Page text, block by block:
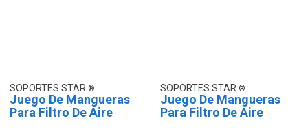
SOPORTES STAR
Juego De Mangueras
Para Filtro De Aire
SOPORTES STAR
Juego De Mangueras
Para Filtro De Aire